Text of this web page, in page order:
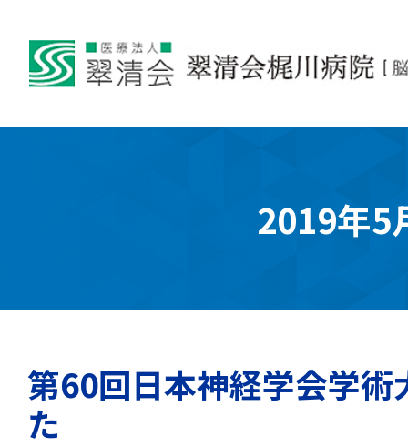
2019年5
第60回日本神経学会学
た